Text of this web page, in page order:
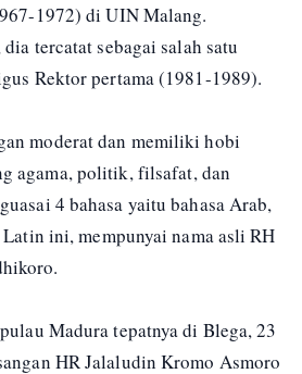
1972) di UIN Malang.
tercatat sebagai salah satu
Rektor pertama (1981-1989).
moderat dan memiliki hobi
agama, politik, filsafat, dan
4 bahasa yaitu bahasa Arab,
ini, mempunyai nama asli RH
Madura tepatnya di Blega, 23
HR Jalaludin Kromo Asmoro